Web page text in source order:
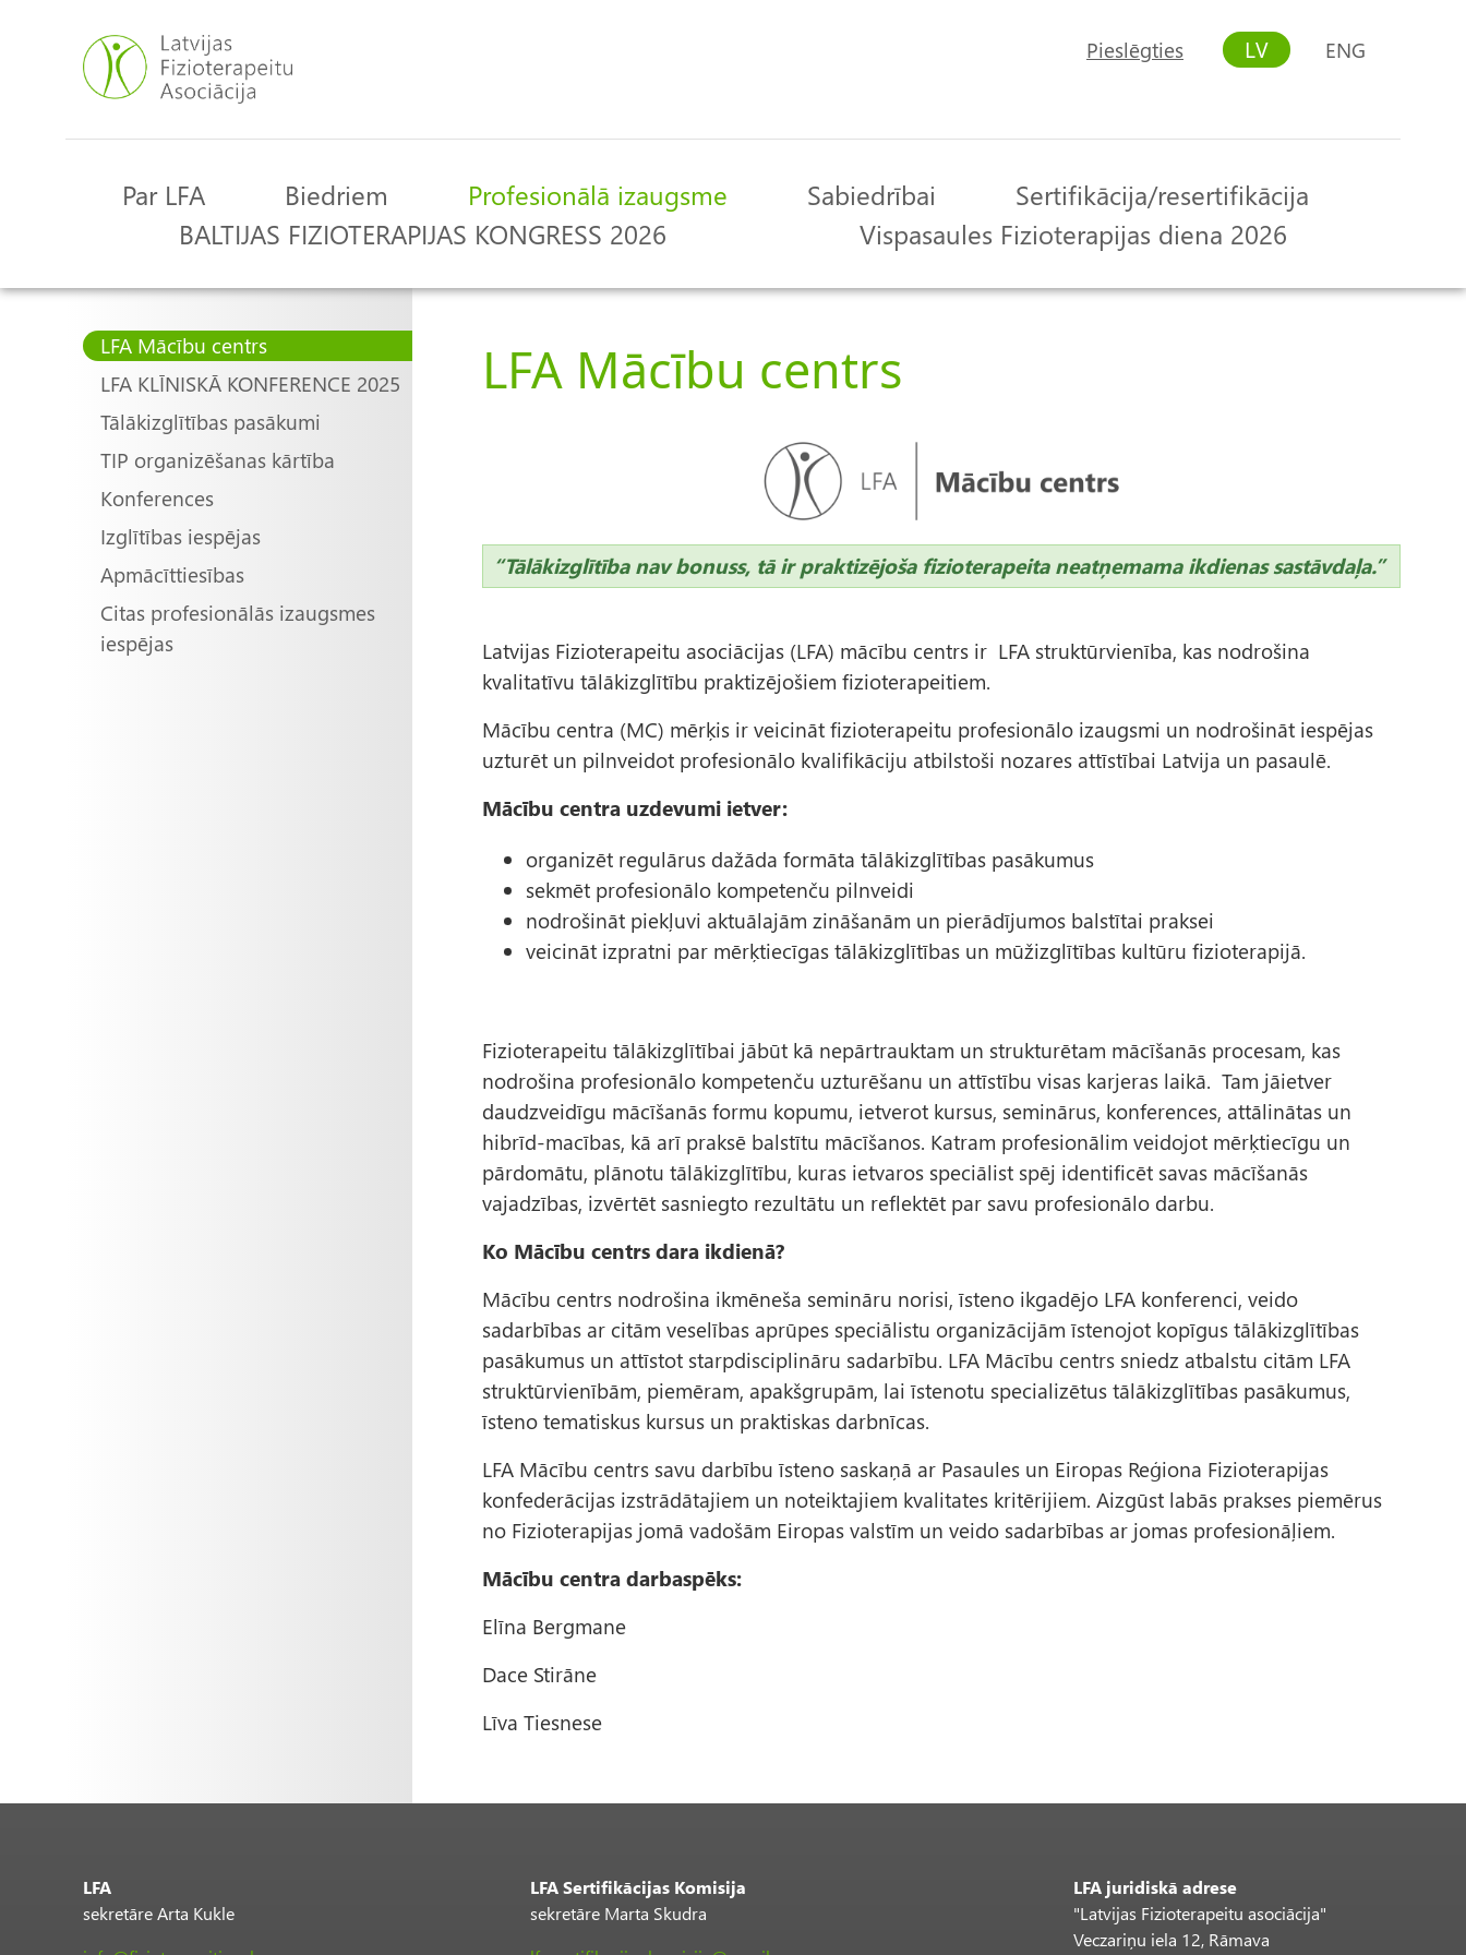
User
account
menu
Pieslēgties LV ENG
Main
Par LFA Biedriem Profesionālā izaugsme Sabiedrībai
Sertifikācija/resertifikācija
BALTIJAS FIZIOTERAPIJAS KONGRESS 2026
Vispasaules Fizioterapijas diena 2026
Main
navigation
LFA Mācību centrs
LFA KLĪNISKĀ KONFERENCE 2025
Tālākizglītības pasākumi
TIP organizēšanas kārtība
Konferences
Izglītības iespējas
Apmācīttiesības
Citas profesionālās izaugsmes
iespējas
LFA Mācību centrs
l
s
“Tālākizglītība nav bonuss, tā ir praktizējoša fizioterapeita neatņemama ikdienas sastāvdaļa.”
Latvijas Fizioterapeitu asociācijas (LFA) mācību centrs ir LFA struktūrvienība, kas nodrošina
kvalitatīvu tālākizglītību praktizējošiem fizioterapeitiem.
Mācību centra (MC) mērķis ir veicināt fizioterapeitu profesionālo izaugsmi un nodrošināt iespējas
uzturēt un pilnveidot profesionālo kvalifikāciju atbilstoši nozares attīstībai Latvija un pasaulē.
Mācību centra uzdevumi ietver:
organizēt regulārus dažāda formāta tālākizglītības pasākumus
sekmēt profesionālo kompetenču pilnveidi
nodrošināt piekļuvi aktuālajām zināšanām un pierādījumos balstītai praksei
veicināt izpratni par mērķtiecīgas tālākizglītības un mūžizglītības kultūru fizioterapijā.
Fizioterapeitu tālākizglītībai jābūt kā nepārtrauktam un strukturētam mācīšanās procesam, kas
nodrošina profesionālo kompetenču uzturēšanu un attīstību visas karjeras laikā. Tam jāietver
daudzveidīgu mācīšanās formu kopumu, ietverot kursus, seminārus, konferences, attālinātas un
hibrīd-macības, kā arī praksē balstītu mācīšanos. Katram profesionālim veidojot mērķtiecīgu un
pārdomātu, plānotu tālākizglītību, kuras ietvaros speciālist spēj identificēt savas mācīšanās
vajadzības, izvērtēt sasniegto rezultātu un reflektēt par savu profesionālo darbu.
Ko Mācību centrs dara ikdienā?
Mācību centrs nodrošina ikmēneša semināru norisi, īsteno ikgadējo LFA konferenci, veido
sadarbības ar citām veselības aprūpes speciālistu organizācijām īstenojot kopīgus tālākizglītības
pasākumus un attīstot starpdisciplināru sadarbību. LFA Mācību centrs sniedz atbalstu citām LFA
struktūrvienībām, piemēram, apakšgrupām, lai īstenotu specializētus tālākizglītības pasākumus,
īsteno tematiskus kursus un praktiskas darbnīcas.
LFA Mācību centrs savu darbību īsteno saskaņā ar Pasaules un Eiropas Reģiona Fizioterapijas
konfederācijas izstrādātajiem un noteiktajiem kvalitates kritērijiem. Aizgūst labās prakses piemērus
no Fizioterapijas jomā vadošām Eiropas valstīm un veido sadarbības ar jomas profesionāļiem.
Mācību centra darbaspēks:
Elīna Bergmane
Dace Stirāne
Līva Tiesnese
LFA
sekretāre Arta Kukle
LFA Sertifikācijas Komisija
sekretāre Marta Skudra
LFA juridiskā adrese
"Latvijas Fizioterapeitu asociācija"
Veczariņu iela 12, Rāmava